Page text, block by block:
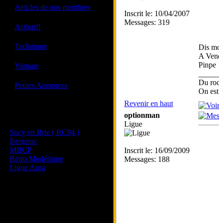
Articles de nos membres
Action!!
Technique
Vintage
Petites Annonces
Sucy en Brie ( RC94 )
Bergerac
MBCP
Rétro Modélisme
Ligue Aura
Inscrit le: 10/04/2007
Messages: 319
Dis
A
Pinpe
Du
On
Revenir en haut
optionman
Ligue
Inscrit le: 16/09/2009
Messages: 188